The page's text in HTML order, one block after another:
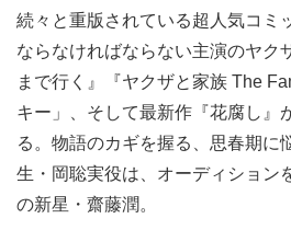
続々と重版されている超人気コミ
ならなければならない主演のヤク
まで行く』『ヤクザと家族 The
キー」、そして最新作『花腐し』
る。物語のカギを握る、思春期に
生・岡聡実役は、オーディション
の新星・齋藤潤。